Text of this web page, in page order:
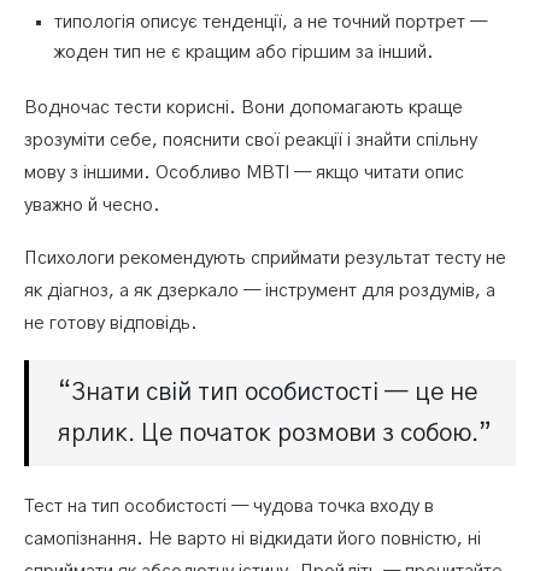
типологія описує тенденції, а не точний портрет —
жоден тип не є кращим або гіршим за інший.
Водночас тести корисні. Вони допомагають краще
зрозуміти себе, пояснити свої реакції і знайти спільну
мову з іншими. Особливо MBTI — якщо читати опис
уважно й чесно.
Психологи рекомендують сприймати результат тесту не
як діагноз, а як дзеркало — інструмент для роздумів, а
не готову відповідь.
“Знати свій тип особистості — це не
ярлик. Це початок розмови з собою.”
Тест на тип особистості — чудова точка входу в
самопізнання. Не варто ні відкидати його повністю, ні